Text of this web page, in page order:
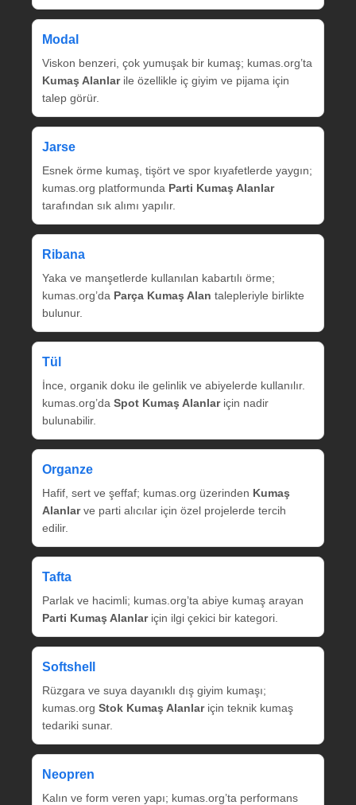
Modal
Viskon benzeri, çok yumuşak bir kumaş; kumas.org’ta
Kumaş Alanlarile özellikle iç giyim ve pijama için
talep görür.
Jarse
Esnek örme kumaş, tişört ve spor kıyafetlerde yaygın;
kumas.org platformunda Parti Kumaş Alanlar
tarafından sık alımı yapılır.
Ribana
Yaka ve manşetlerde kullanılan kabartılı örme;
kumas.org’da Parça Kumaş Alan talepleriyle birlikte
bulunur.
Tül
İnce, organik doku ile gelinlik ve abiyelerde kullanılır.
kumas.org’da Spot Kumaş Alanlariçin nadir
bulunabilir.
Organze
Hafif, sert ve şeffaf; kumas.org üzerinden Kumaş
Alanlarve parti alıcılar için özel projelerde tercih
edilir.
Tafta
Parlak ve hacimli; kumas.org’ta abiye kumaş arayan
Parti Kumaş Alanlariçin ilgi çekici bir kategori.
Softshell
Rüzgara ve suya dayanıklı dış giyim kumaşı;
kumas.org Stok Kumaş Alanlariçin teknik kumaş
tedariki sunar.
Neopren
Kalın ve form veren yapı; kumas.org’ta performans